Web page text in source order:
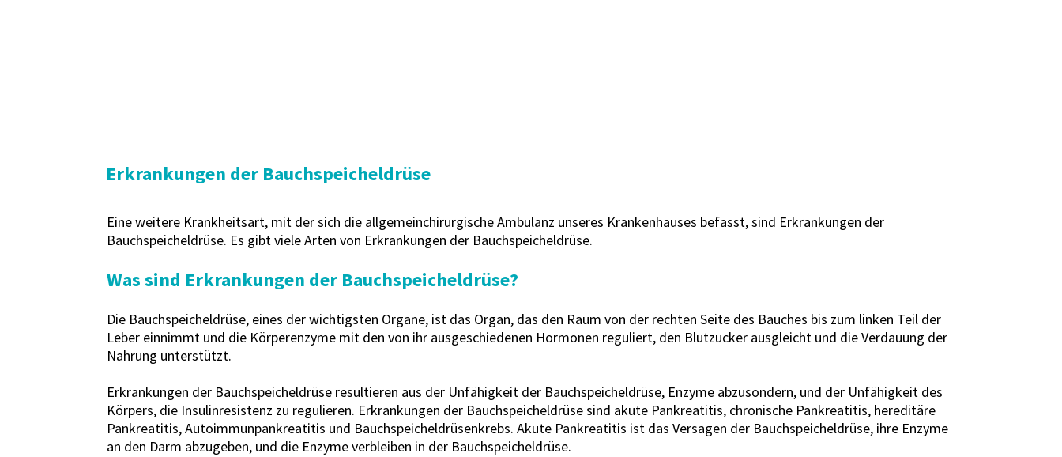
Erkrankungen der Bauchspeicheldrüse
Eine weitere Krankheitsart, mit der sich die allgemeinchirurgische Ambulanz unseres Krankenhauses befasst, sind Erkrankungen der
Bauchspeicheldrüse. Es gibt viele Arten von Erkrankungen der Bauchspeicheldrüse.
Was sind Erkrankungen der Bauchspeicheldrüse?
Die Bauchspeicheldrüse, eines der wichtigsten Organe, ist das Organ, das den Raum von der rechten Seite des Bauches bis zum linken Teil der
Leber einnimmt und die Körperenzyme mit den von ihr ausgeschiedenen Hormonen reguliert, den Blutzucker ausgleicht und die Verdauung der
Nahrung unterstützt.
Erkrankungen der Bauchspeicheldrüse resultieren aus der Unfähigkeit der Bauchspeicheldrüse, Enzyme abzusondern, und der Unfähigkeit des
Körpers, die Insulinresistenz zu regulieren. Erkrankungen der Bauchspeicheldrüse sind akute Pankreatitis, chronische Pankreatitis, hereditäre
Pankreatitis, Autoimmunpankreatitis und Bauchspeicheldrüsenkrebs. Akute Pankreatitis ist das Versagen der Bauchspeicheldrüse, ihre Enzyme
an den Darm abzugeben, und die Enzyme verbleiben in der Bauchspeicheldrüse.